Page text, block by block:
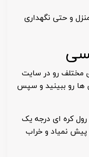
و حتی نگهداری
رو در سایت
ها رو ببینید و سپس
کره ای درجه یک
نمیاد و خراب